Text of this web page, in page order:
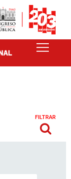
FILTRAR